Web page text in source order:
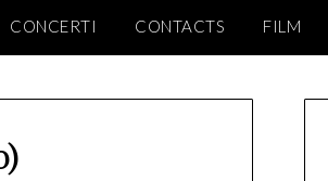
CONCERTI CONTACTS FILM